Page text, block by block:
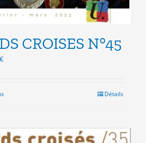
CROISES N°45
€
Ce
plusieurs
variations.
Détails